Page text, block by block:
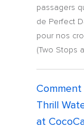
passagers
de Perfect
pour nos
(Two Stops
Thrill
at